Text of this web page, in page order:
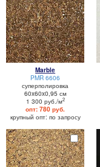
Marble
PMR 6606
суперполировка
60x60x0,95 см
1 300 руб./м2
опт: 780 руб.
крупный опт: по запросу